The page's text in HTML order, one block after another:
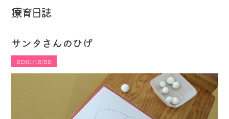
療育日誌
サンタさんのひげ
2021/12/22